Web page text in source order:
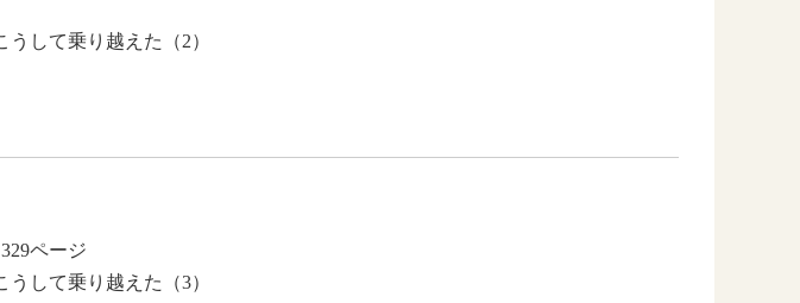
して乗り越えた（2）
ページ
して乗り越えた（3）